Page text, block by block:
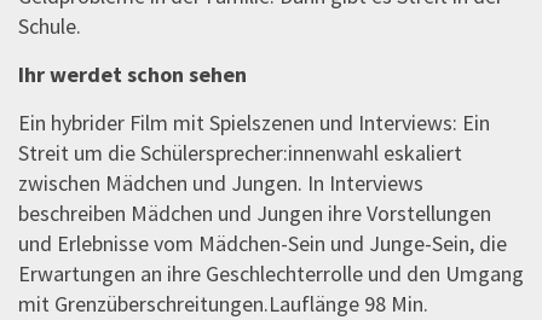
Schule.
Ihr werdet schon sehen
Ein hybrider Film mit Spielszenen und Interviews: Ein
Streit um die Schülersprecher:innenwahl eskaliert
zwischen Mädchen und Jungen. In Interviews
beschreiben Mädchen und Jungen ihre Vorstellungen
und Erlebnisse vom Mädchen-Sein und Junge-Sein, die
Erwartungen an ihre Geschlechterrolle und den Umgang
mit Grenzüberschreitungen.Lauflänge 98 Min.